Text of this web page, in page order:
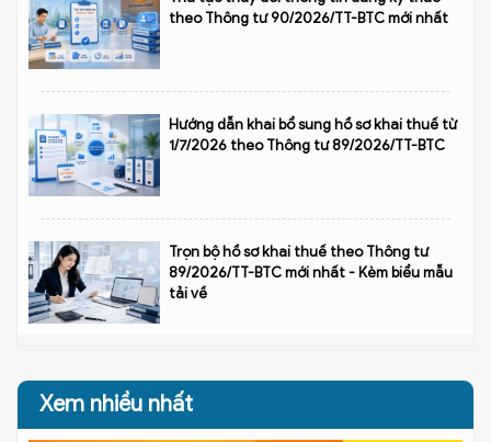
theo Thông tư 90/2026/TT-BTC mới nhất
Hướng dẫn khai bổ sung hồ sơ khai thuế từ
1/7/2026 theo Thông tư 89/2026/TT-BTC
Trọn bộ hồ sơ khai thuế theo Thông tư
89/2026/TT-BTC mới nhất - Kèm biểu mẫu
tải về
Xem nhiều nhất